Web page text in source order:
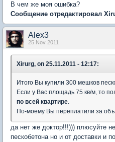
В чем же моя ошибка?
Сообщение отредактировал
Alex3
25 Nov 2011
Xirurg, on 25.11.2011 - 12:17:
Итого Вы купили 300 мешков
Если у Вас площадь 75 кв/м, то
по всей квартире.
По-моему Вы переплатили за
да нет же доктор!!!))) плюсуйте
пескобетона но и от доставки и